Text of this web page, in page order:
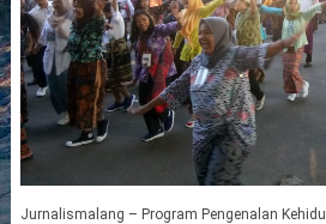
Jurnalismalang – Program Pengenalan